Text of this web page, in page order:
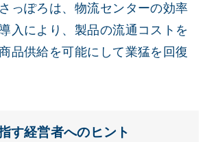
っぽろは、物流センターの効率
入により、製品の流通コストを
品供給を可能にして業猛を回復
す経営者へのヒント